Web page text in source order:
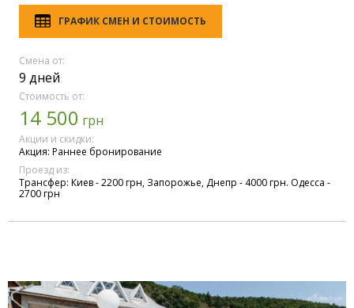
ГРАФИК СМЕН И СТОИМОСТЬ
Смена от:
9 дней
Стоимость от:
14 500 грн
Акции и скидки:
Акция: Раннее бронирование
Проезд из:
Трансфер: Киев - 2200 грн, Запорожье, Днепр - 4000 грн. Одесса -
2700 грн